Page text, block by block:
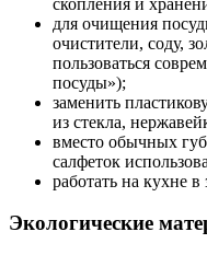
для очищения
очистители, соду,
пользоваться
посуды»);
заменить
из стекла,
вместо обычных
салфеток
работать на кухне
Экологические